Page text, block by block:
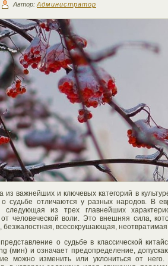
Автор: Администратор
из важнейших и ключевых категорий в
о судьбе отличаются у разных народов. В
следующая из трех главнейших
от человеческой воли. Это внешняя сила,
безжалостная, всесокрушающая,
о судьбе в классической
(мин) и означает предопределение,
можно изменить или уклониться от